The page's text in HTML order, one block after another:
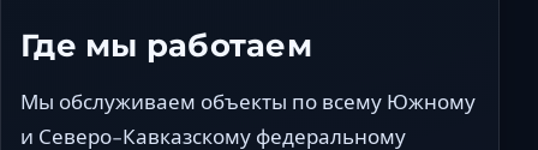
Где мы работаем
Мы обслуживаем объекты по всему Южному
и Северо-Кавказскому федеральному